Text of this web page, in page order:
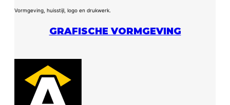
Vormgeving, huisstijl, logo en drukwerk.
GRAFISCHE VORMGEVING